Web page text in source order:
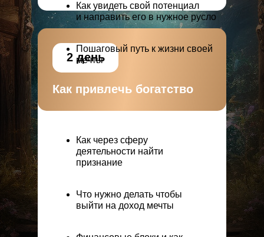
Как привлечь богатство
Как через сферу
деятельности найти
признание
Что нужно делать чтобы
выйти на доход мечты
2 день
Как увидеть свой потенциал
и направить его в нужное русло
Пошаговый путь к жизни своей
мечты